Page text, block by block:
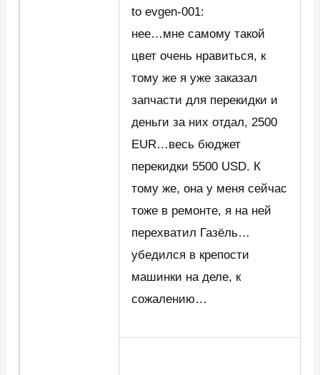
to evgen-001:
нее…мне самому такой
цвет очень нравиться, к
тому же я уже заказал
запчасти для перекидки и
деньги за них отдал, 2500
EUR…весь бюджет
перекидки 5500 USD. К
тому же, она у меня сейчас
тоже в ремонте, я на ней
перехватил Газёль…
убедился в крепости
машинки на деле, к
сожалению…